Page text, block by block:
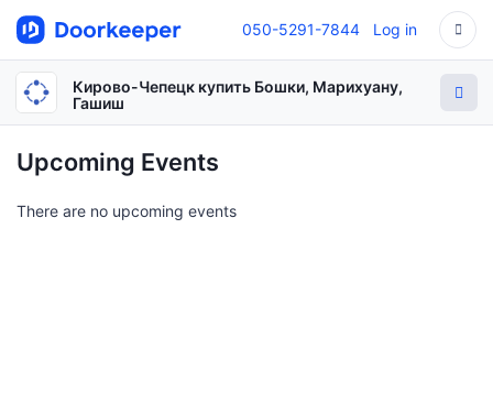
050-5291-7844 Log in
Кирово-Чепецк купить Бошки, Марихуану,
Гашиш
Upcoming Events
There are no upcoming events